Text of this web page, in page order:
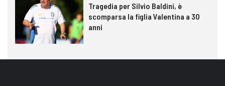
Tragedia per Silvio Baldini, è
scomparsa la figlia Valentina a 30
anni